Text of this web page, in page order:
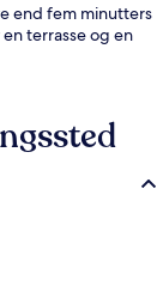
end fem minutters
terrasse og en